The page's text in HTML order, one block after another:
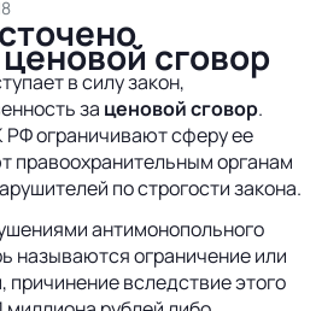
сговор
в силу закон,
за ценовой сговор.
РФ ограничивают сферу ее
правоохранительным органам
по строгости закона.
антимонопольного
называются ограничение или
причинение вследствие этого